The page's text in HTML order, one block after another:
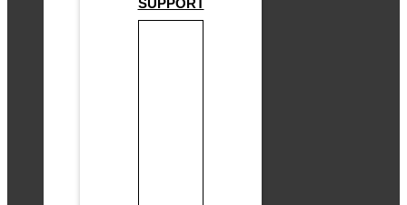
SUPPORT